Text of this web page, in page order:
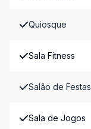
Quiosque
Sala Fitness
Salão de Festas
Sala de Jogos